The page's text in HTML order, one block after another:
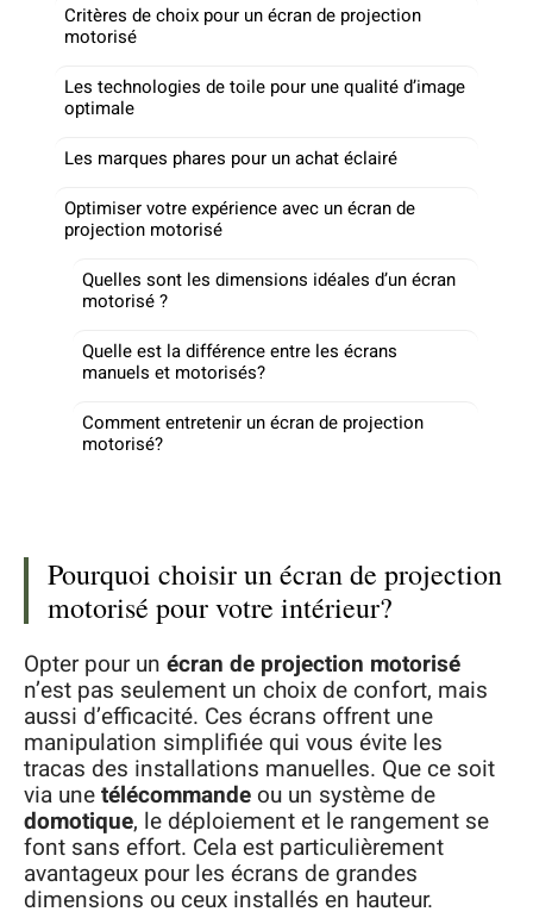
Critères de choix pour un écran de projection
motorisé
Les technologies de toile pour une qualité d’image
optimale
Les marques phares pour un achat éclairé
Optimiser votre expérience avec un écran de
projection motorisé
Quelles sont les dimensions idéales d’un écran
motorisé ?
Quelle est la différence entre les écrans
manuels et motorisés?
Comment entretenir un écran de projection
motorisé?
Pourquoi choisir un écran de projection
motorisé pour votre intérieur?
Opter pour un écran de projection motorisé
n’est pas seulement un choix de confort, mais
aussi d’efficacité. Ces écrans offrent une
manipulation simplifiée qui vous évite les
tracas des installations manuelles. Que ce soit
via unetélécommande ou un système de
domotique, le déploiement et le rangement se
font sans effort. Cela est particulièrement
avantageux pour les écrans de grandes
dimensions ou ceux installés en hauteur.